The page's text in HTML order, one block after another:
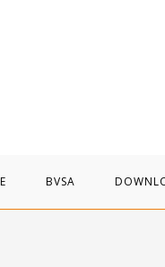
BVSA